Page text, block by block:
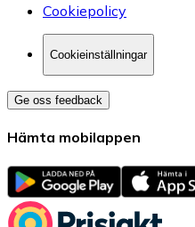
Cookiepolicy
Cookieinställningar
Ge oss feedback
Hämta mobilappen